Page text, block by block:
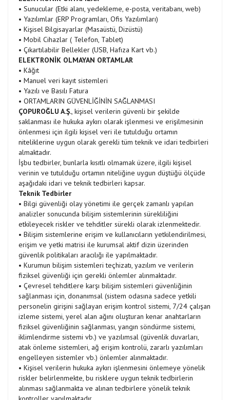
• Sunucular (Etki alanı, yedekleme, e-posta, veritabanı, web)
• Yazılımlar (ERP Programları, Ofis Yazılımları)
• Kişisel Bilgisayarlar (Masaüstü, Dizüstü)
• Mobil Cihazlar ( Telefon, Tablet)
• Çıkartılabilir Bellekler (USB, Hafıza Kart vb.)
ELEKTRONİK OLMAYAN ORTAMLAR
• Kâğıt
• Manuel veri kayıt sistemleri
• Yazılı ve Basılı Fatura
• ORTAMLARIN GÜVENLİĞİNİN SAĞLANMASI
ÇOPUROĞLU A.Ş., kişisel verilerin güvenli bir şekilde
saklanması ile hukuka aykırı olarak işlenmesi ve erişilmesinin
önlenmesi için ilgili kişisel veri ile tutulduğu ortamın
niteliklerine uygun olarak gerekli tüm teknik ve idari tedbirleri
almaktadır.
İşbu tedbirler, bunlarla kısıtlı olmamak üzere, ilgili kişisel
verinin ve tutulduğu ortamın niteliğine uygun düştüğü ölçüde
aşağıdaki idari ve teknik tedbirleri kapsar.
Teknik Tedbirler
• Bilgi güvenliği olay yönetimi ile gerçek zamanlı yapılan
analizler sonucunda bilişim sistemlerinin sürekliliğini
etkileyecek riskler ve tehditler sürekli olarak izlenmektedir.
• Bilişim sistemlerine erişim ve kullanıcıların yetkilendirilmesi,
erişim ve yetki matrisi ile kurumsal aktif dizin üzerinden
güvenlik politikaları aracılığı ile yapılmaktadır.
• Kurumun bilişim sistemleri teçhizatı, yazılım ve verilerin
fiziksel güvenliği için gerekli önlemler alınmaktadır.
• Çevresel tehditlere karşı bilişim sistemleri güvenliğinin
sağlanması için, donanımsal (sistem odasına sadece yetkili
personelin girişini sağlayan erişim kontrol sistemi, 7/24 çalışan
izleme sistemi, yerel alan ağını oluşturan kenar anahtarların
fiziksel güvenliğinin sağlanması, yangın söndürme sistemi,
iklimlendirme sistemi vb.) ve yazılımsal (güvenlik duvarları,
atak önleme sistemleri, ağ erişim kontrolü, zararlı yazılımları
engelleyen sistemler vb.) önlemler alınmaktadır.
• Kişisel verilerin hukuka aykırı işlenmesini önlemeye yönelik
riskler belirlenmekte, bu risklere uygun teknik tedbirlerin
alınması sağlanmakta ve alınan tedbirlere yönelik teknik